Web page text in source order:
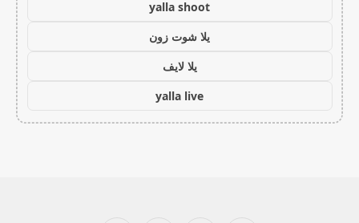
yalla shoot
يلا شوت زون
يلا لايف
yalla live